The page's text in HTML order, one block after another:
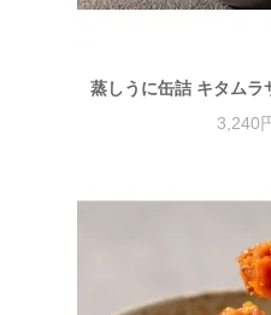
蒸しうに缶詰 キタムラ
3,240